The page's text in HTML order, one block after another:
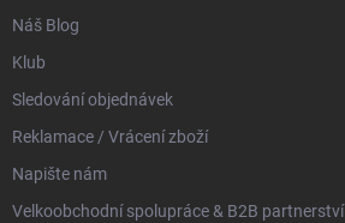
Náš Blog
Klub
Sledování objednávek
Reklamace / Vrácení zboží
Napište nám
Velkoobchodní spolupráce & B2B partnerství